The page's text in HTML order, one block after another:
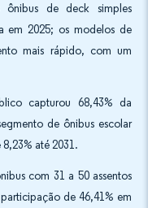
de deck simples
em 2025; os modelos de
mais rápido, com um
capturou 68,43% da
de ônibus escolar
até 2031.
com 31 a 50 assentos
de 46,41% em